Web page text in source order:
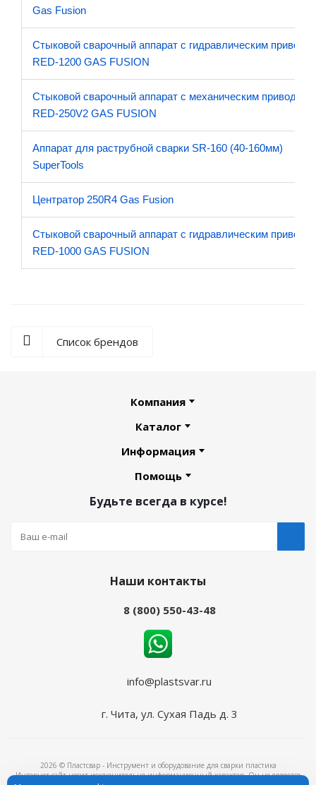
Gas Fusion
Стыковой сварочный аппарат с гидравлическим
RED-1200 GAS FUSION
Стыковой сварочный аппарат с механическим приводом
RED-250V2 GAS FUSION
Аппарат для раструбной сварки SR-160 (40-160мм)
SuperTools
Центратор 250R4 Gas Fusion
Стыковой сварочный аппарат с гидравлическим
RED-1000 GAS FUSION
Список брендов
Компания
Каталог
Информация
Помощь
Будьте всегда в курсе!
Наши контакты
8 (800) 550-43-48
info@plastsvar.ru
г. Чита, ул. Сухая Падь д. 3
2026 © Пластсвар - Инструмент и оборудование для сварки пластика
Интернет-сайт носит исключительно информационный характер. Он не является